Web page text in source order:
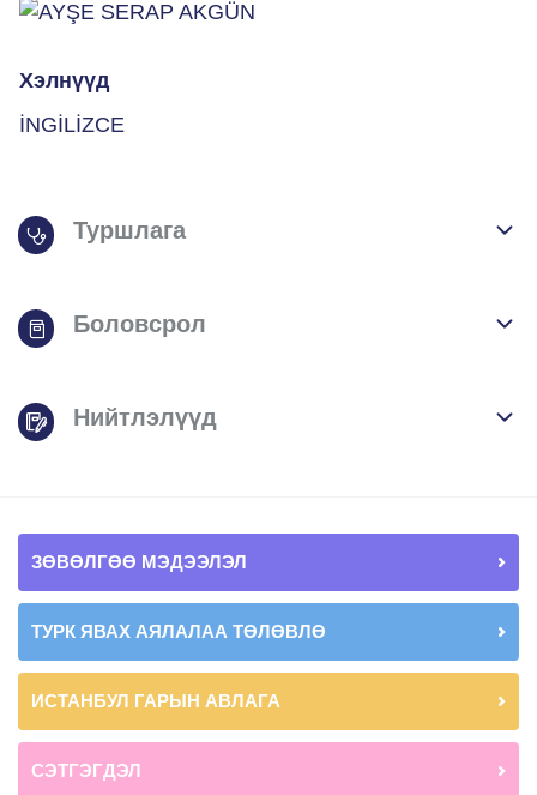
Хэлнүүд
İNGİLİZCE
Туршлага
Боловсрол
Нийтлэлүүд
ЗӨВӨЛГӨӨ МЭДЭЭЛЭЛ
ТУРК ЯВАХ АЯЛАЛАА ТӨЛӨВЛӨ
ИСТАНБУЛ ГАРЫН АВЛАГА
СЭТГЭГДЭЛ